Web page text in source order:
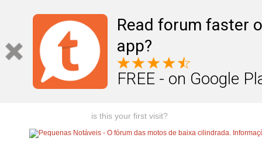
Read forum faster
app?
FREE - on Google
is this your first visit?